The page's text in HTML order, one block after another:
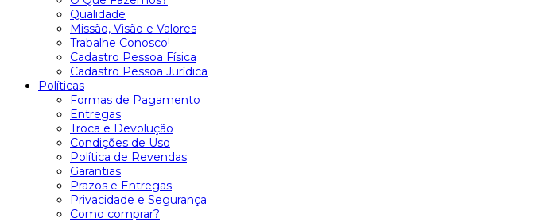
Qualidade
Missão, Visão e Valores
Trabalhe Conosco!
Cadastro Pessoa Física
Cadastro Pessoa Jurídica
Políticas
Formas de Pagamento
Entregas
Troca e Devolução
Condições de Uso
Política de Revendas
Garantias
Prazos e Entregas
Privacidade e Segurança
Como comprar?